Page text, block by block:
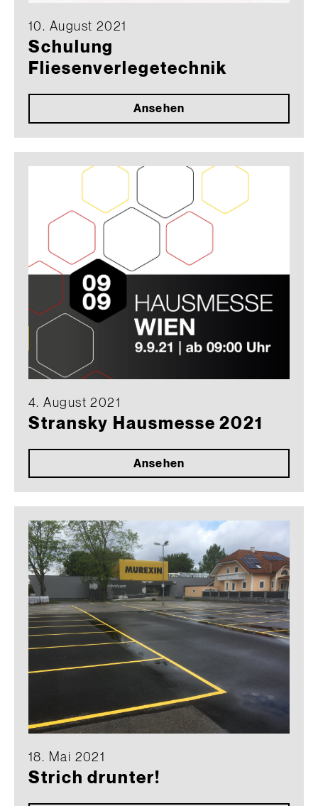
10. August 2021
Schulung
Fliesenverlegetechnik
Ansehen
4. August 2021
Stransky Hausmesse 2021
Ansehen
18. Mai 2021
Strich drunter!